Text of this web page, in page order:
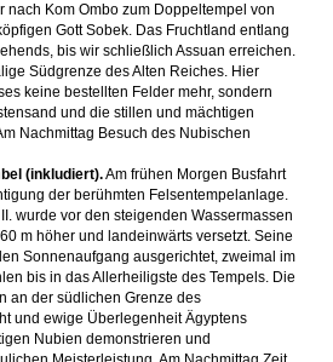
nach Kom Ombo zum Doppeltempel von
Gott Sobek. Das Fruchtland entlang
bis wir schließlich Assuan erreichen.
Südgrenze des Alten Reiches. Hier
keine bestellten Felder mehr, sondern
und die stillen und mächtigen
Nachmittag Besuch des Nubischen
(inkludiert).Am frühen Morgen Busfahrt
der berühmten Felsentempelanlage.
wurde vor den steigenden Wassermassen
m höher und landeinwärts versetzt. Seine
Sonnenaufgang ausgerichtet, zweimal im
bis in das Allerheiligste des Tempels. Die
an der südlichen Grenze des
und ewige Überlegenheit Ägyptens
Nubien demonstrieren und